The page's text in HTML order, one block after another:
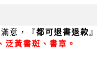
意，『都可退書退款
黃書斑、書章。